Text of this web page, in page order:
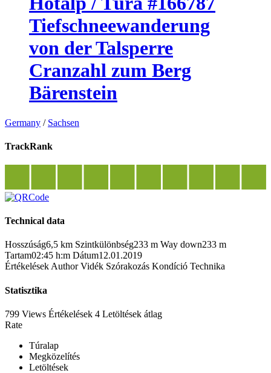
Tiefschneewanderung
von der Talsperre
Cranzahl zum Berg
Bärenstein
Germany / Sachsen
TrackRank
Technical data
Hosszúság6,5 km Szintkülönbség233 m Way down233 m
Tartam02:45 h:m Dátum12.01.2019
Értékelések Author Vidék Szórakozás Kondíció Technika
Statisztika
799 Views Értékelések 4 Letöltések átlag
Rate
Túralap
Megközelítés
Letöltések